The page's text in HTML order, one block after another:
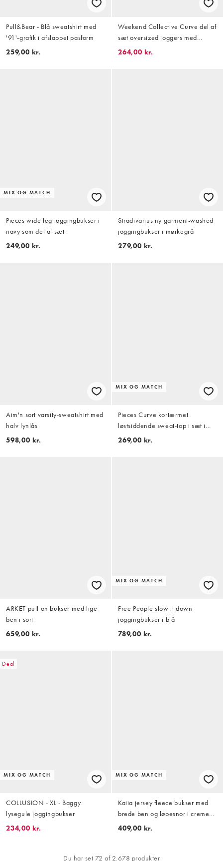
Pull&Bear - Blå sweatshirt med
'91'-grafik i afslappet pasform
259,00 kr.
Weekend Collective Curve del af
sæt oversized joggers med
barrel-ben og grafik i koralrød
264,00 kr.
MIX OG MATCH
Pieces wide leg joggingbukser i
navy som del af sæt
249,00 kr.
Stradivarius ny garment-washed
joggingbukser i mørkegrå
279,00 kr.
Aim'n sort varsity-sweatshirt med
halv lynlås
598,00 kr.
MIX OG MATCH
Pieces Curve kortærmet
løstsiddende sweat-top i sæt i
kaffebrun
269,00 kr.
ARKET pull on bukser med lige
ben i sort
659,00 kr.
MIX OG MATCH
Free People slow it down
joggingbukser i blå
789,00 kr.
Deal
MIX OG MATCH
COLLUSION - XL - Baggy
lysegule joggingbukser
234,00 kr.
MIX OG MATCH
Kaiia jersey fleece bukser med
brede ben og løbesnor i creme-
og brunstribet sæt
409,00 kr.
Du har set 72 af 2.678 produkter